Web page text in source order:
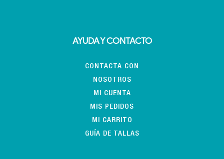
AYUDA Y CONTACTO
CONTACTA CON
NOSOTROS
MI CUENTA
MIS PEDIDOS
MI CARRITO
GUÍA DE TALLAS